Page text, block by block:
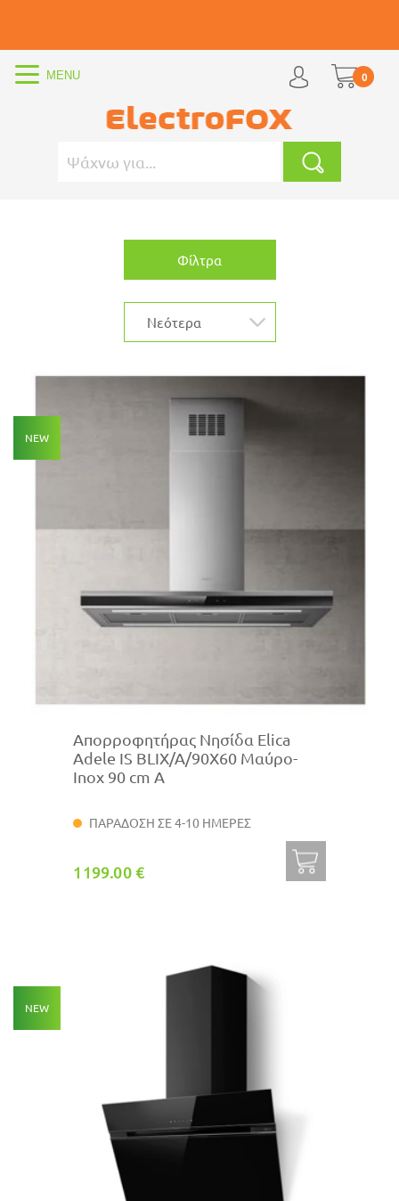
0
Φίλτρα
NEW
Απορροφητήρας Νησίδα Elica
Adele IS BLIX/A/90X60 Μαύρο-
Inox 90 cm A
ΠΑΡΑΔΟΣΗ ΣΕ 4-10 ΗΜΕΡΕΣ
1199.00 €
NEW